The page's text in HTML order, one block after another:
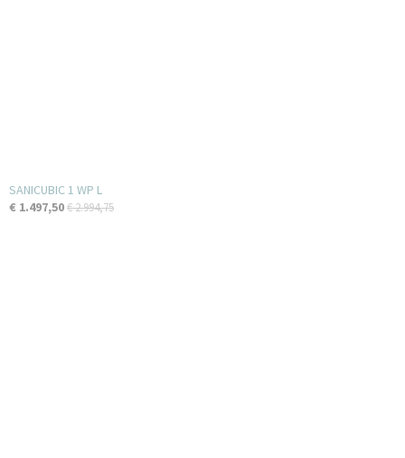
SANICUBIC 1 WP L
€ 1.497,50€ 2.994,75